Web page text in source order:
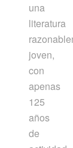
una
literatura
joven,
con
apenas
125
años
de